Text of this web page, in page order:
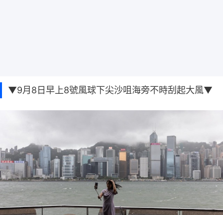
▼9月8日早上8號風球下尖沙咀海旁不時刮起大風▼